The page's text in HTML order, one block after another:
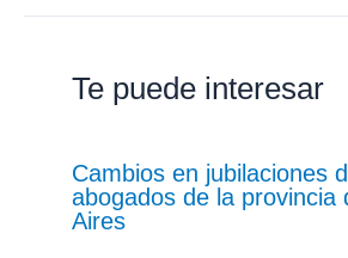
Te puede interesar
Cambios en jubilaciones
abogados de la provincia
Aires